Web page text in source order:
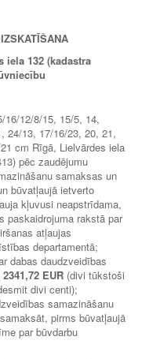
iela 132 (kadastra
12/8/15, 15/5, 14,
24/13, 17/16/23, 20, 21,
cm Rīgā, Lielvārdes iela
pēc zaudējumu
samaksas un
būvatļaujā ietverto
kļuvusi neapstrīdama,
paskaidrojuma rakstā par
atļaujas
departamentā;
dabas daudzveidības
2341,72 EUR (divi tūkstoši
divi centi);
samazināšanu
pirms būvatļaujā
par būvdarbu